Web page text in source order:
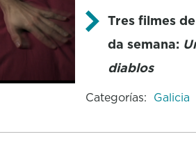
Tres filmes
da semana:
diablos
Categorías: Galicia